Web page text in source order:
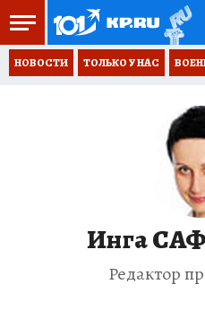
НОВОСТИ ТОЛЬКО У НАС
Инга
Редактор